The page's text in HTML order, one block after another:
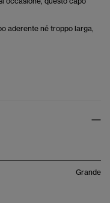
aderente né troppo larga,
Grande